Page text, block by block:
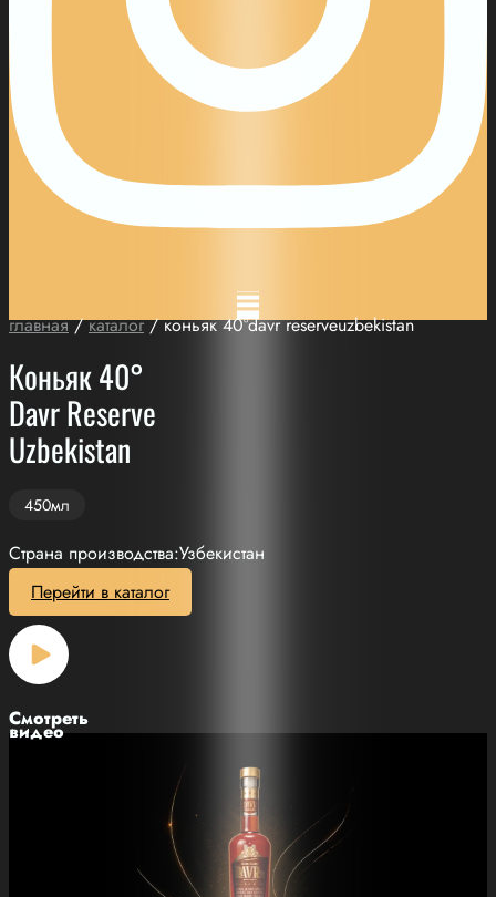
главная/каталог/ коньяк 40°davr reserveuzbekistan
Коньяк 40°
Davr Reserve
Uzbekistan
450мл
Страна производства:Узбекистан
Перейти в каталог
Смотреть
видео